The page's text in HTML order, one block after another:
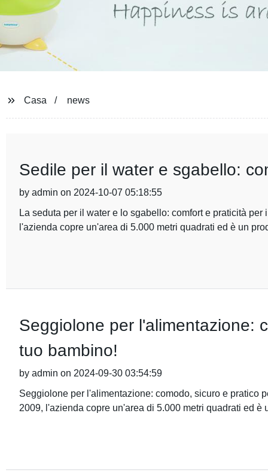
Casa news
Sedile per il water e sgabello:
by admin on 2024-10-07 05:18:55
La seduta per il water e lo sgabello: comfort e praticità
l'azienda copre un'area di 5.000 metri quadrati ed è un
Seggiolone per l'alimentazione:
tuo bambino!
by admin on 2024-09-30 03:54:59
Seggiolone per l'alimentazione: comodo, sicuro e pratico
2009, l'azienda copre un'area di 5.000 metri quadrati ed è